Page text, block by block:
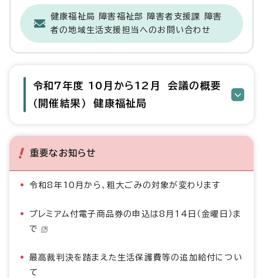
健康福祉局 障害福祉部 障害者支援課 障害
者の地域生活支援担当へのお問い合わせ
令和7年度 10月から12月 会議の概要
（開催結果） 健康福祉局
重要なお知らせ
令和8年10月から、粗大ごみの対象が変わります
プレミアム付電子商品券の申込は8月14日（金曜日）ま
で
最高裁判決を踏まえた生活保護費等の追加給付につい
て